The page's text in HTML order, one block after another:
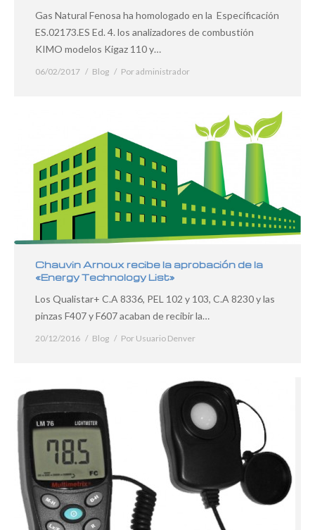
Gas Natural Fenosa ha homologado en la Especificación
ES.02173.ES Ed. 4. los analizadores de combustión
KIMO modelos Kigaz 110 y…
06/02/2017 Blog Poradministrador
Chauvin Arnoux recibe la aprobación de la
«Energy Technology List»
Los Qualistar+ C.A 8336, PEL 102 y 103, C.A 8230 y las
pinzas F407 y F607 acaban de recibir la…
20/12/2016 Blog Por Usuario Denver